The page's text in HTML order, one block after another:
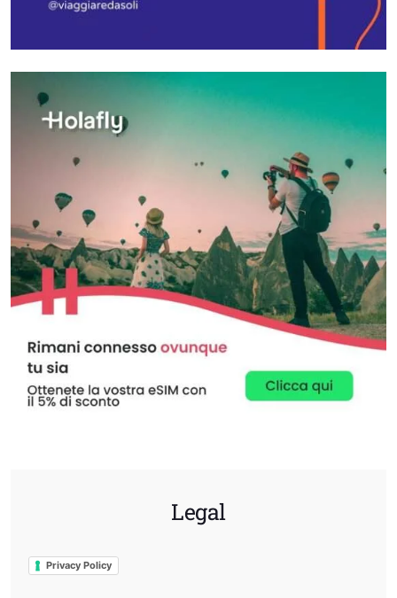
Legal
Privacy Policy